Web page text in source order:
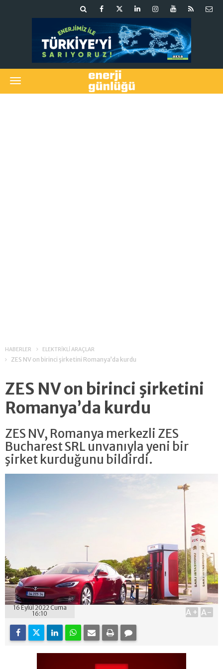
HABERLER ELEKTRİKLİ ARAÇLAR
ZES NV on birinci şirketini Romanya’da kurdu
ZES NV on birinci şirketini
Romanya’da kurdu
ZES NV, Romanya merkezli ZES
Bucharest SRL unvanıyla yeni bir
şirket kurduğunu bildirdi.
16 Eylül 2022 Cuma
16:10
A+ A-